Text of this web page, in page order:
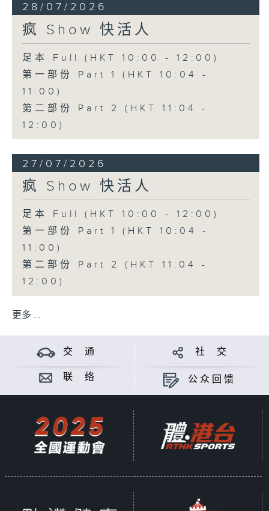
28/07/2026
疯 Show 快活人
足本 Full (HKT 10:00 - 12:00)
第一部份 Part 1 (HKT 10:04 -
11:00)
第二部份 Part 2 (HKT 11:04 -
12:00)
27/07/2026
疯 Show 快活人
足本 Full (HKT 10:00 - 12:00)
第一部份 Part 1 (HKT 10:04 -
11:00)
第二部份 Part 2 (HKT 11:04 -
12:00)
更多 ...
交 通 社 交
联 络 公众回馈